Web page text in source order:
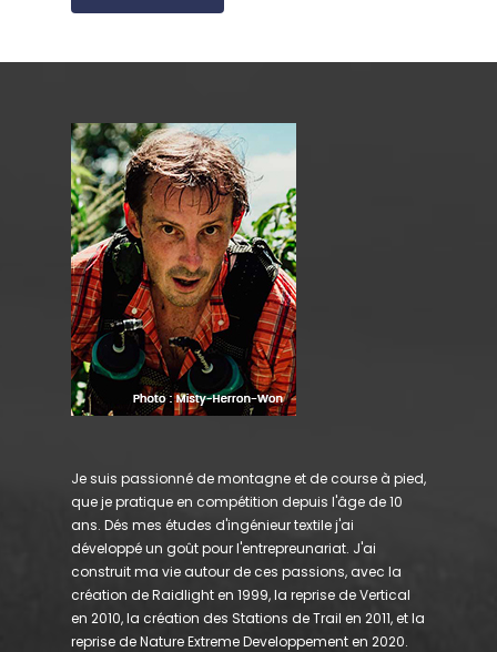
Je suis passionné de montagne et de course à pied,
que je pratique en compétition depuis l'âge de 10
ans. Dés mes études d'ingénieur textile j'ai
développé un goût pour l'entrepreunariat. J'ai
construit ma vie autour de ces passions, avec la
création de Raidlight en 1999, la reprise de Vertical
en 2010, la création des Stations de Trail en 2011, et la
reprise de Nature Extreme Developpement en 2020.